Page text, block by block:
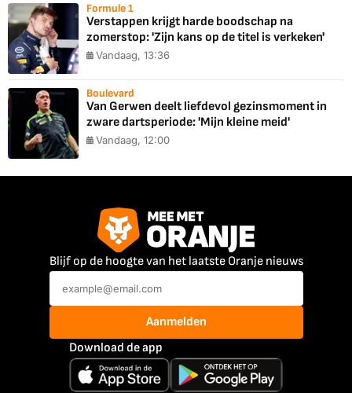
Formule 1
Verstappen krijgt harde boodschap na
zomerstop: 'Zijn kans op de titel is verkeken'
Vandaag, 13:36
Boulevard
Van Gerwen deelt liefdevol gezinsmoment in
zware dartsperiode: 'Mijn kleine meid'
Vandaag, 12:00
Blijf op de hoogte van het laatste Oranje nieuws
Aanmelden
Download de app